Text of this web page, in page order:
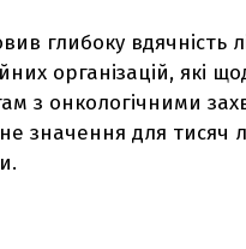
глибоку вдячність
організацій, які
з онкологічними
значення для тисяч